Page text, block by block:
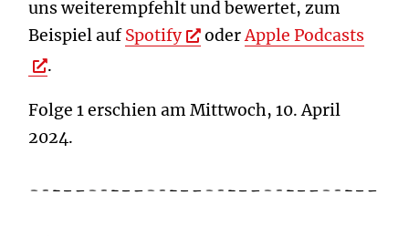
uns weiterempfehlt und bewertet, zum
Beispiel aufSpotify oderApple Podcasts
.
Folge 1 erschien am Mittwoch, 10. April
2024.